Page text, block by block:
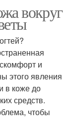
вокруг
и
этого явления
в коже до
средств.
чтобы